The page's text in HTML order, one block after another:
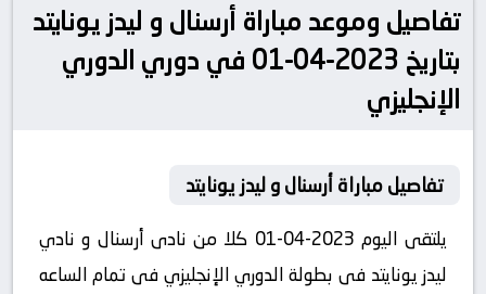
تفاصيل وموعد مباراة أرسنال و ليدز يونايتد
بتاريخ 2023-04-01 في دوري الدوري
الإنجليزي
تفاصيل مباراة أرسنال و ليدز يونايتد
يلتقى اليوم 2023-04-01 كلا من نادى أرسنال و نادي
ليدز يونايتد فى بطولة الدوري الإنجليزي فى تمام الساعه